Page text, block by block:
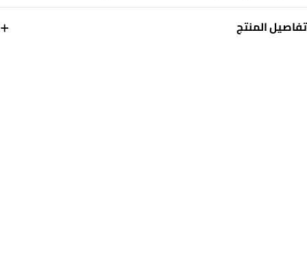
تفاصيل المنتج
+